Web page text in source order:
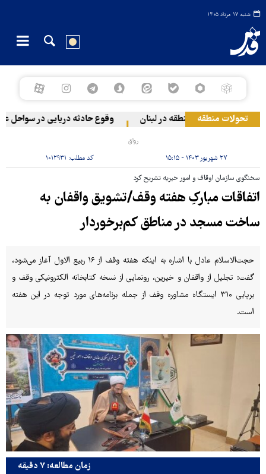
شنبه ۱۷ مرداد ۱۴۰۵
تحولات منطقه
به دو منطقه در لبنان وقوع حادثه دریایی در سواحل عمان
رواق
۲۷ شهریور ۱۴۰۳ - ۱۵:۱۵ کد مطلب: ۱۰۱۲۹۳۱
سخنگوی سازمان اوقاف و امور خیریه تشریح کرد
اتفاقات مبارکِ هفته وقف/تشویق واقفان به
ساخت مسجد در مناطق کم‌برخوردار
حجت‌الاسلام عادل با اشاره به اینکه هفته وقف از ۱۶ ربیع الاول آغاز می‌شود،
گفت: تجلیل از واقفان و خیرین، رونمایی از نسخه کتابخانه الکترونیکی وقف و
برپایی ۳۱۰ ایستگاه مشاوره وقف از جمله برنامه‌های مورد توجه در این هفته
است.
زمان مطالعه: ۷ دقیقه